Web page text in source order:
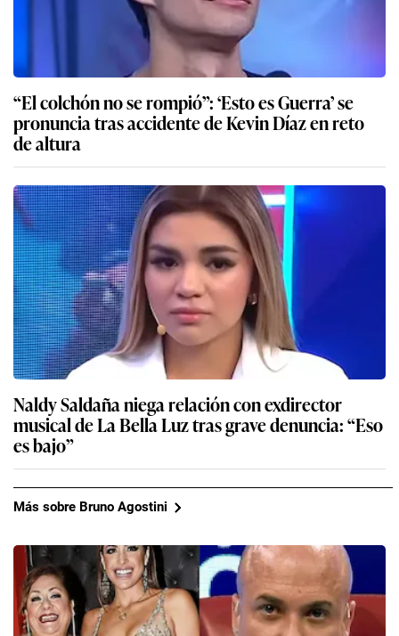
“El colchón no se rompió”: ‘Esto es Guerra’ se
pronuncia tras accidente de Kevin Díaz en reto
de altura
Naldy Saldaña niega relación con exdirector
musical de La Bella Luz tras grave denuncia: “Eso
es bajo”
Más sobre Bruno Agostini